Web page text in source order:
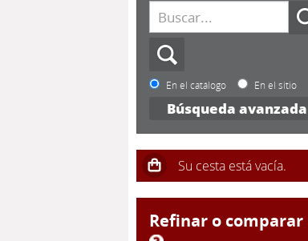
En el catálogo En el sitio
Búsqueda avanzada
refinar o comparar